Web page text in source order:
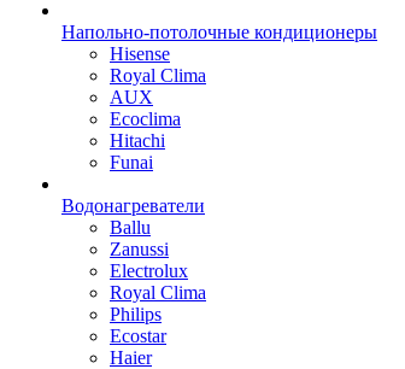
Напольно-потолочные кондиционеры
Hisense
Royal Clima
AUX
Ecoclima
Hitachi
Funai
Водонагреватели
Ballu
Zanussi
Electrolux
Royal Clima
Philips
Ecostar
Haier